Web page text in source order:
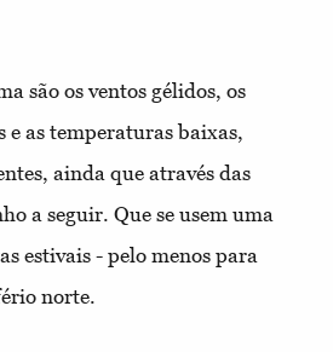
são os ventos gélidos, os
e as temperaturas baixas,
ainda que através das
a seguir. Que se usem uma
estivais - pelo menos para
norte.